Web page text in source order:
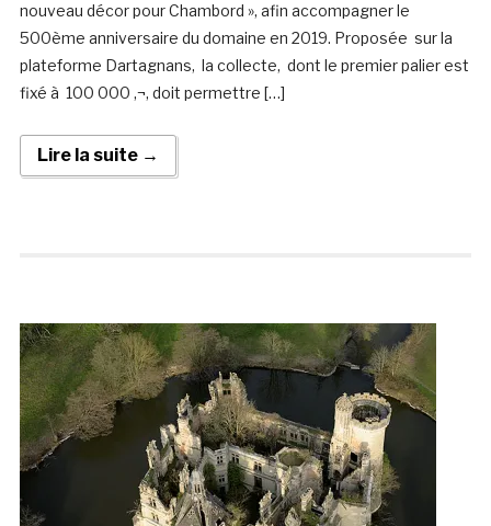
nouveau décor pour Chambord », afin accompagner le
500ème anniversaire du domaine en 2019. Proposée sur la
plateforme Dartagnans, la collecte, dont le premier palier est
fixé à 100 000 ‚¬, doit permettre […]
Lire la suite →